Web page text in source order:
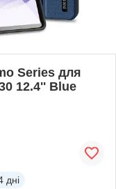
Series для
12.4'' Blue
дні